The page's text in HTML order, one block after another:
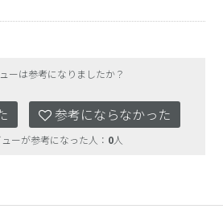
ーは参考になりましたか？
参考にならなかった
ーが参考になった人： 0人